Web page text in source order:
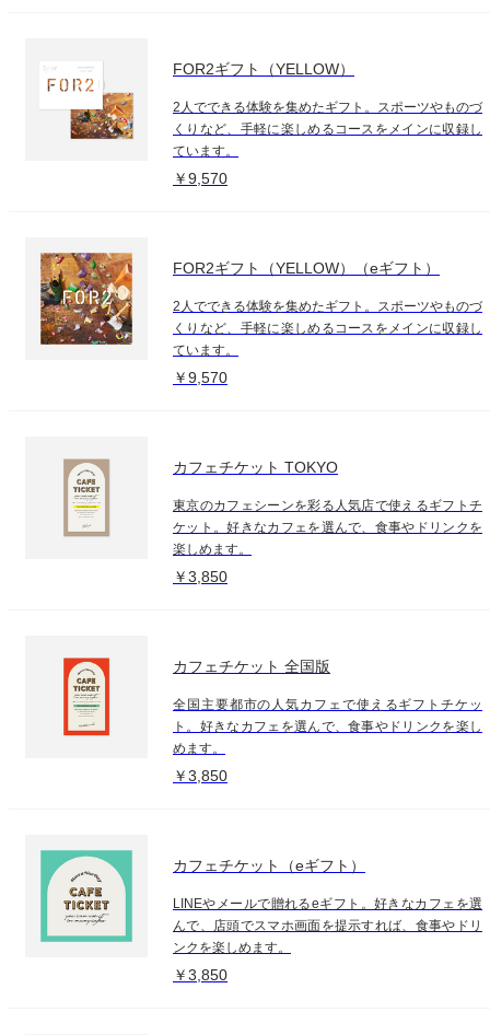
FOR2ギフト（YELLOW）
2人でできる体験を集めたギフト。スポーツやものづ
くりなど、手軽に楽しめるコースをメインに収録し
ています。
￥9,570
FOR2ギフト（YELLOW）（eギフト）
2人でできる体験を集めたギフト。スポーツやものづ
くりなど、手軽に楽しめるコースをメインに収録し
ています。
￥9,570
カフェチケット TOKYO
東京のカフェシーンを彩る人気店で使えるギフトチ
ケット。好きなカフェを選んで、食事やドリンクを
楽しめます。
￥3,850
カフェチケット 全国版
全国主要都市の人気カフェで使えるギフトチケッ
ト。好きなカフェを選んで、食事やドリンクを楽し
めます。
￥3,850
カフェチケット（eギフト）
LINEやメールで贈れるeギフト。好きなカフェを選
んで、店頭でスマホ画面を提示すれば、食事やドリ
ンクを楽しめます。
￥3,850